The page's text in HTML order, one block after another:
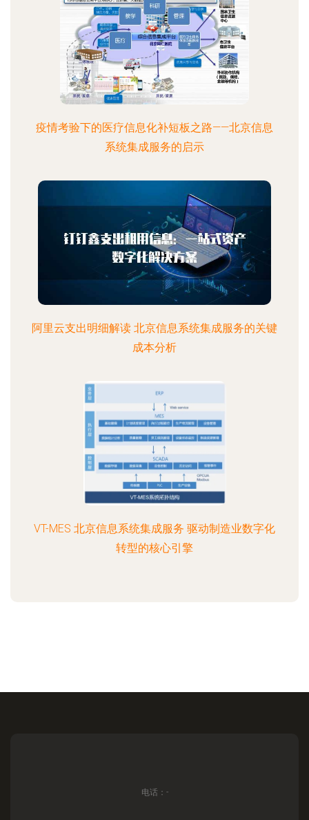
疫情考验下的医疗信息化补短板之路——北京信息
系统集成服务的启示
阿里云支出明细解读 北京信息系统集成服务的关键
成本分析
VT-MES 北京信息系统集成服务 驱动制造业数字化
转型的核心引擎
电话：-